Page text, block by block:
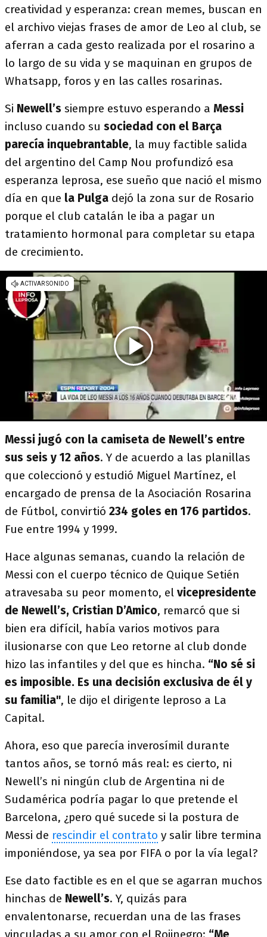
creatividad y esperanza: crean memes, buscan en
el archivo viejas frases de amor de Leo al club, se
aferran a cada gesto realizada por el rosarino a
lo largo de su vida y se maquinan en grupos de
Whatsapp, foros y en las calles rosarinas.
Si Newell’s siempre estuvo esperando a Messi
incluso cuando su sociedad con el Barça
parecía inquebrantable, la muy factible salida
del argentino del Camp Nou profundizó esa
esperanza leprosa, ese sueño que nació el mismo
día en que la Pulga dejó la zona sur de Rosario
porque el club catalán le iba a pagar un
tratamiento hormonal para completar su etapa
de crecimiento.
Messi jugó con la camiseta de Newell’s entre
sus seis y 12 años. Y de acuerdo a las planillas
que coleccionó y estudió Miguel Martínez, el
encargado de prensa de la Asociación Rosarina
de Fútbol, convirtió 234 goles en 176 partidos.
Fue entre 1994 y 1999.
Hace algunas semanas, cuando la relación de
Messi con el cuerpo técnico de Quique Setién
atravesaba su peor momento, el vicepresidente
de Newell’s, Cristian D’Amico, remarcó que si
bien era difícil, había varios motivos para
ilusionarse con que Leo retorne al club donde
hizo las infantiles y del que es hincha. “No sé si
es imposible. Es una decisión exclusiva de él y
su familia", le dijo el dirigente leproso a La
Capital.
Ahora, eso que parecía inverosímil durante
tantos años, se tornó más real: es cierto, ni
Newell’s ni ningún club de Argentina ni de
Sudamérica podría pagar lo que pretende el
Barcelona, ¿pero qué sucede si la postura de
Messi de rescindir el contrato y salir libre termina
imponiéndose, ya sea por FIFA o por la vía legal?
Ese dato factible es en el que se agarran muchos
hinchas de Newell’s. Y, quizás para
envalentonarse, recuerdan una de las frases